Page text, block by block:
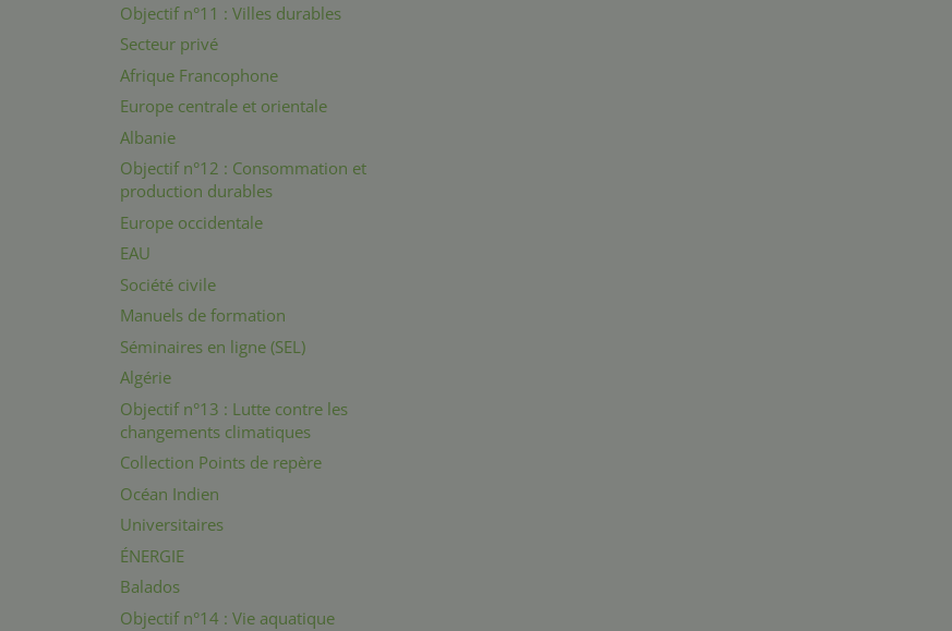
Objectif n°11 : Villes durables
Secteur privé
Afrique Francophone
Europe centrale et orientale
Albanie
Objectif n°12 : Consommation et
production durables
Europe occidentale
EAU
Société civile
Manuels de formation
Séminaires en ligne (SEL)
Algérie
Objectif n°13 : Lutte contre les
changements climatiques
Collection Points de repère
Océan Indien
Universitaires
ÉNERGIE
Balados
Objectif n°14 : Vie aquatique